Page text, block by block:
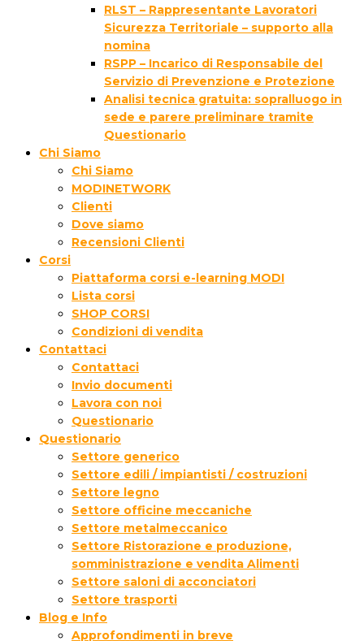
RLST – Rappresentante Lavoratori
Sicurezza Territoriale – supporto alla
nomina
RSPP – Incarico di Responsabile del
Servizio di Prevenzione e Protezione
Analisi tecnica gratuita: sopralluogo in
sede e parere preliminare tramite
Questionario
Chi Siamo
Chi Siamo
MODINETWORK
Clienti
Dove siamo
Recensioni Clienti
Corsi
Piattaforma corsi e-learning MODI
Lista corsi
SHOP CORSI
Condizioni di vendita
Contattaci
Contattaci
Invio documenti
Lavora con noi
Questionario
Questionario
Settore generico
Settore edili / impiantisti / costruzioni
Settore legno
Settore officine meccaniche
Settore metalmeccanico
Settore Ristorazione e produzione,
somministrazione e vendita Alimenti
Settore saloni di acconciatori
Settore trasporti
Blog e Info
Approfondimenti in breve